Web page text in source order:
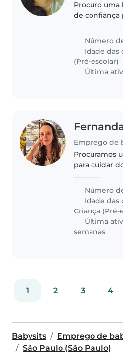
Procuro uma
de confiança
14h às
curto
chegar do
Número
Idade das
(Pré-escolar)
Última
Fernanda
Procuramos
para cuidar
em idade
Precisamos
carinhoso,
à vontade
Número
Idade das
Criança (Pré-
Última
semanas
1 2 3 4
Babysits
Emprego de
São Paulo (São Paulo)